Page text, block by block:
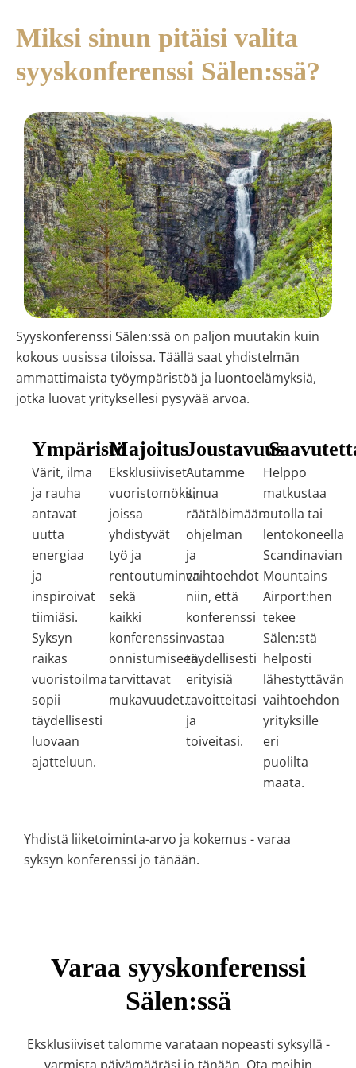
Miksi sinun pitäisi valita
syyskonferenssi Sälen:ssä?
Syyskonferenssi Sälen:ssä on paljon muutakin kuin
kokous uusissa tiloissa. Täällä saat yhdistelmän
ammattimaista työympäristöä ja luontoelämyksiä,
jotka luovat yrityksellesi pysyvää arvoa.
Ympäristö
Värit, ilma
ja rauha
antavat
uutta
energiaa
ja
inspiroivat
tiimiäsi.
Syksyn
raikas
vuoristoilma
sopii
täydellisesti
luovaan
ajatteluun.
Majoitus
Eksklusiiviset
vuoristomökit,
joissa
yhdistyvät
työ ja
rentoutuminen
sekä
kaikki
konferenssin
onnistumiseen
tarvittavat
mukavuudet.
Joustavuus
Autamme
sinua
räätälöimään
ohjelman
ja
vaihtoehdot
niin, että
konferenssi
vastaa
täydellisesti
erityisiä
tavoitteitasi
ja
toiveitasi.
Helppo
matkustaa
autolla tai
lentokoneella
Scandinavian
Mountains
Airport:hen
tekee
Sälen:stä
helposti
lähestyttävän
vaihtoehdon
yrityksille
eri
puolilta
maata.
Yhdistä liiketoiminta-arvo ja kokemus - varaa
syksyn konferenssi jo tänään.
Varaa syyskonferenssi
Sälen:ssä
Eksklusiiviset talomme varataan nopeasti syksyllä -